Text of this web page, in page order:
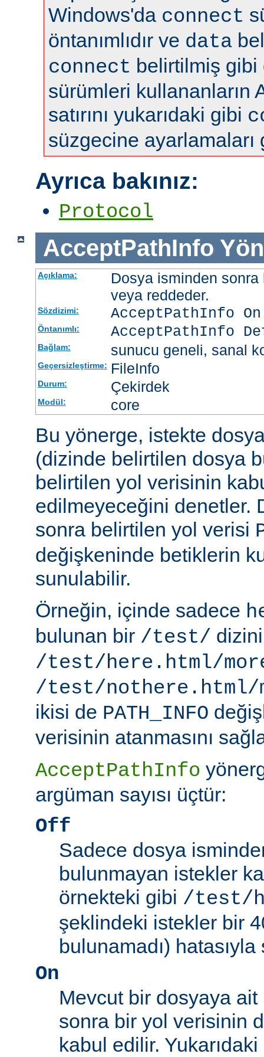
Windows'da connect
öntanımlıdır ve data
connect belirtilmiş gibi
sürümleri kullananların
satırını yukarıdaki gibi
süzgecine ayarlamaları
Ayrıca bakınız:
Protocol
AcceptPathInfo
Açıklama:
Dosya isminden
veya reddeder.
Sözdizimi: AcceptPathInfo
Öntanımlı: AcceptPathInfo
Bağlam: sunucu geneli, sanal
Geçersizleştirme: FileInfo
Durum: Çekirdek
Modül: core
Bu yönerge, istekte
(dizinde belirtilen dosya
belirtilen yol verisinin
edilmeyeceğini denetler.
sonra belirtilen yol verisi
değişkeninde betiklerin
sunulabilir.
Örneğin, içinde sadece
bulunan bir /test/
/test/here.html/
/test/nothere.html/
ikisi de PATH_INFO
verisinin atanmasını
AcceptPathInfo
argüman sayısı üçtür:
Off
Sadece dosya
bulunmayan istekler
örnekteki gibi /test/
şeklindeki istekler bir
bulunamadı) hatasıyla
On
Mevcut bir dosyaya
sonra bir yol verisinin
kabul edilir.